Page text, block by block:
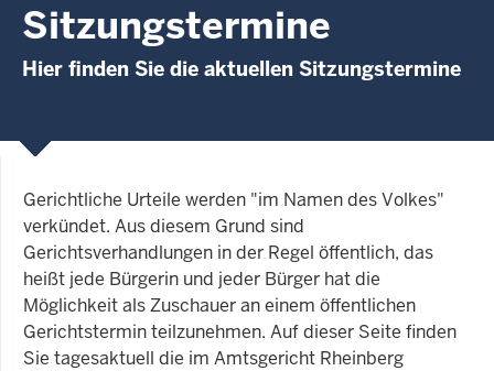
Sitzungstermine
Hier finden Sie die aktuellen Sitzungstermine
Gerichtliche Urteile werden "im Namen des Volkes"
verkündet. Aus diesem Grund sind
Gerichtsverhandlungen in der Regel öffentlich, das
heißt jede Bürgerin und jeder Bürger hat die
Möglichkeit als Zuschauer an einem öffentlichen
Gerichtstermin teilzunehmen. Auf dieser Seite finden
Sie tagesaktuell die im Amtsgericht Rheinberg